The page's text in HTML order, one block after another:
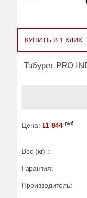
КУПИТЬ В 1 КЛИК
Табурет PRO
Цена: 11 844 руб
Вес (кг) :
Гарантия:
Производитель: